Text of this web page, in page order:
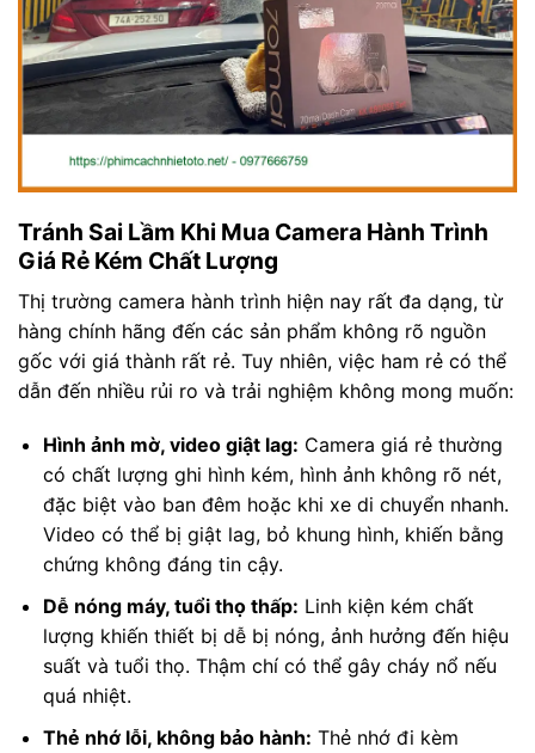
Tránh Sai Lầm Khi Mua Camera Hành Trình
Giá Rẻ Kém Chất Lượng
Thị trường camera hành trình hiện nay rất đa dạng, từ
hàng chính hãng đến các sản phẩm không rõ nguồn
gốc với giá thành rất rẻ. Tuy nhiên, việc ham rẻ có thể
dẫn đến nhiều rủi ro và trải nghiệm không mong muốn:
Hình ảnh mờ, video giật lag: Camera giá rẻ thường
có chất lượng ghi hình kém, hình ảnh không rõ nét,
đặc biệt vào ban đêm hoặc khi xe di chuyển nhanh.
Video có thể bị giật lag, bỏ khung hình, khiến bằng
chứng không đáng tin cậy.
Dễ nóng máy, tuổi thọ thấp: Linh kiện kém chất
lượng khiến thiết bị dễ bị nóng, ảnh hưởng đến hiệu
suất và tuổi thọ. Thậm chí có thể gây cháy nổ nếu
quá nhiệt.
Thẻ nhớ lỗi, không bảo hành: Thẻ nhớ đi kèm